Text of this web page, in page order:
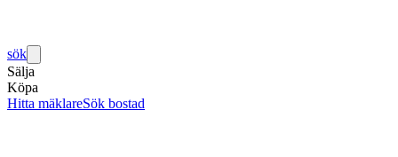
sök
Sälja
Köpa
Hitta mäklareSök bostad